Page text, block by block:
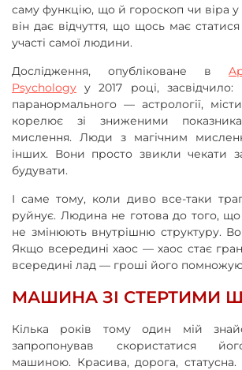
саму функцію, що й гороскоп чи віра у
він дає відчуття, що щось має
участі самої людини.
Дослідження, опубліковане в
Psychology у 2017 році, засвідчило:
паранормального — астрології,
корелює зі зниженими
мислення. Люди з магічним
інших. Вони просто звикли чекати
будувати.
І саме тому, коли диво все-таки
руйнує. Людина не готова до того,
не змінюють внутрішню структуру.
Якщо всередині хаос — хаос стає
всередині лад — гроші його
МАШИНА ЗІ СТЕРТИМИ
Кілька років тому один мій
запропонував скористатися
машиною. Красива, дорога, статусна.